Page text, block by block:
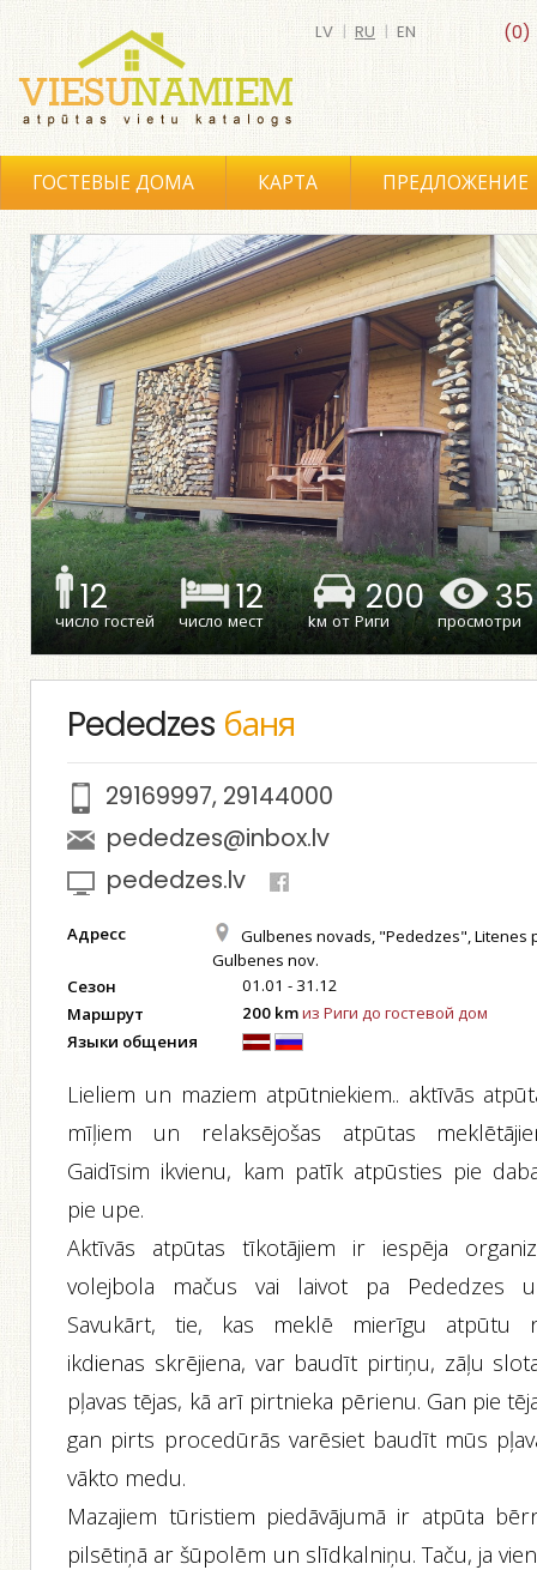
(0)
LV | RU | EN
ГОСТЕВЫЕ ДОМА КАРТА ПРЕДЛОЖЕНИЕ
12
число гостей
12
число мест
200
kм от Риги просмотри
Pededzes баня
29169997, 29144000
pededzes@inbox.lv
pededzes.lv
Адресс
Gulbenes novads, "Pededzes", Litenes
Gulbenes nov.
Сезон 01.01 - 31.12
Маршрут 200 kmиз Риги до гостевой дом
Языки общения
Lieliem un maziem atpūtniekiem.. aktīvās
mīļiem un relaksējošas atpūtas
Gaidīsim ikvienu, kam patīk atpūsties pie
pie upe.
Aktīvās atpūtas tīkotājiem ir iespēja
volejbola mačus vai laivot pa Pededzes
Savukārt, tie, kas meklē mierīgu atpūtu
ikdienas skrējiena, var baudīt pirtiņu, zāļu
pļavas tējas, kā arī pirtnieka pērienu. Gan pie
gan pirts procedūrās varēsiet baudīt mūs
vākto medu.
Mazajiem tūristiem piedāvājumā ir atpūta
pilsētiņā ar šūpolēm un slīdkalniņu. Taču, ja